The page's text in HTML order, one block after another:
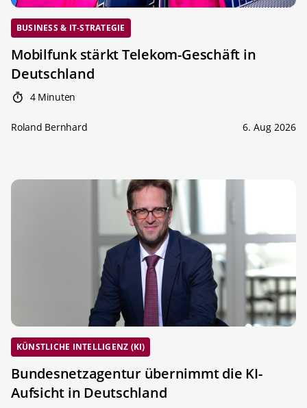
BUSINESS & IT-STRATEGIE
Mobilfunk stärkt Telekom-Geschäft in
Deutschland
4 Minuten
Roland Bernhard 6. Aug 2026
KÜNSTLICHE INTELLIGENZ (KI)
Bundesnetzagentur übernimmt die KI-
Aufsicht in Deutschland